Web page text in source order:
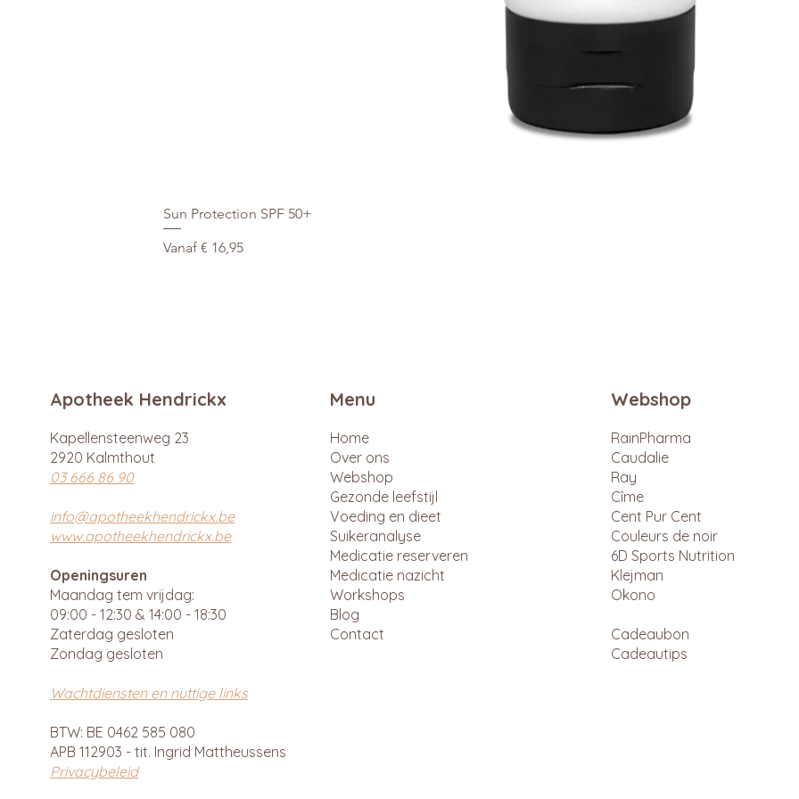
Sun Protection SPF 50+
Vanaf € 16,95
Verkoopprijs
Apotheek Hendrickx
Kapellensteenweg 23
2920 Kalmthout
03 666 86 90
info@apotheekhendrickx.be
www.apotheekhendrickx.be
Openingsuren
Maandag tem vrijdag:
09:00 - 12:30 & 14:00 - 18:30
Zaterdag gesloten
Zondag gesloten
Wachtdiensten en nuttige links
BTW: BE 0462 585 080
APB 112903 - tit. Ingrid Mattheussens
Privacybeleid
Menu
Home
Over ons
Webshop
Gezonde leefstijl
Voeding en dieet
Suikeranalyse
Medicatie reserveren
Medicatie nazicht
Workshops
Blog
Contact
Webshop
RainPharma
Caudalie
Ray
Cîme
Cent Pur Cent
Couleurs de noir
6D Sports Nutrition
Klejman
Okono
Cadeaubon
Cadeautips